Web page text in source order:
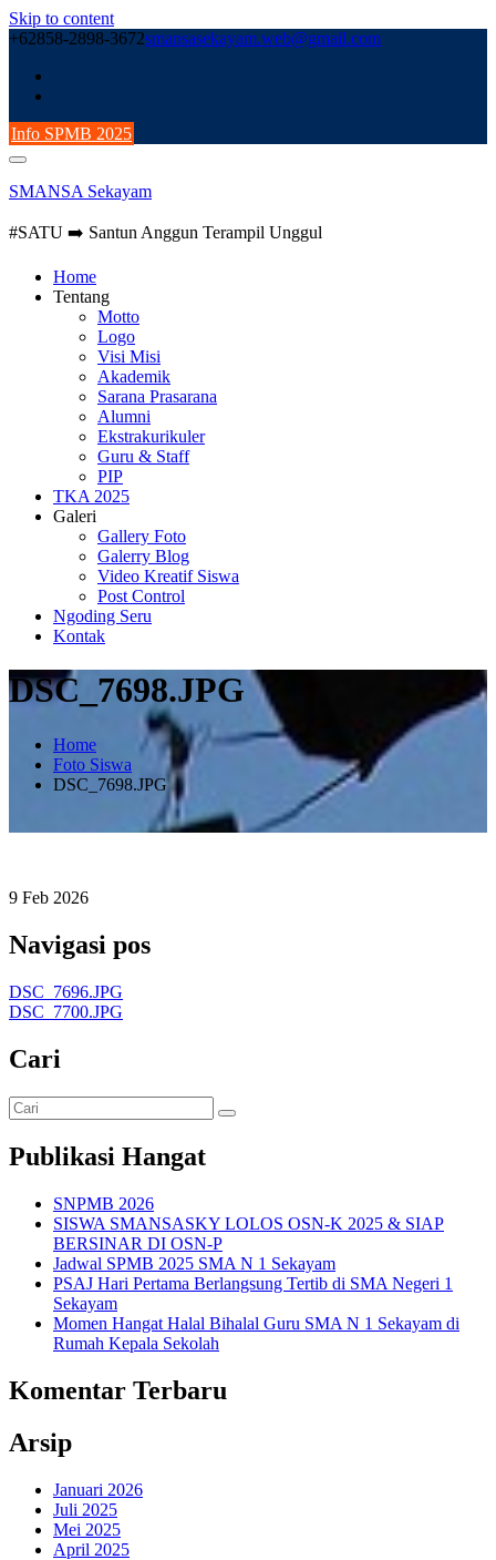
Skip to content
+62858-2898-3672smansasekayam.web@gmail.com
Info SPMB 2025
SMANSA Sekayam
#SATU ➡️ Santun Anggun Terampil Unggul
Home
Tentang
Motto
Logo
Visi Misi
Akademik
Sarana Prasarana
Alumni
Ekstrakurikuler
Guru & Staff
PIP
TKA 2025
Galeri
Gallery Foto
Galerry Blog
Video Kreatif Siswa
Post Control
Ngoding Seru
Kontak
DSC_7698.JPG
Home
Foto Siswa
DSC_7698.JPG
9 Feb 2026
Navigasi pos
DSC_7696.JPG
DSC_7700.JPG
Cari
Publikasi Hangat
SNPMB 2026
SISWA SMANSASKY LOLOS OSN-K 2025 & SIAP
BERSINAR DI OSN-P
Jadwal SPMB 2025 SMA N 1 Sekayam
PSAJ Hari Pertama Berlangsung Tertib di SMA Negeri 1
Sekayam
Momen Hangat Halal Bihalal Guru SMA N 1 Sekayam di
Rumah Kepala Sekolah
Komentar Terbaru
Arsip
Januari 2026
Juli 2025
Mei 2025
April 2025